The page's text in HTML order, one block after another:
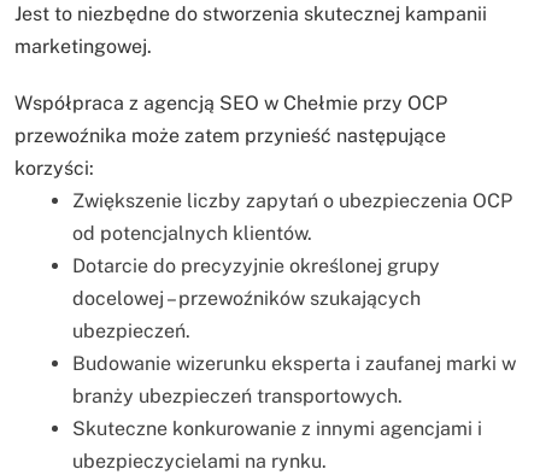
Jest to niezbędne do stworzenia skutecznej kampanii
marketingowej.
Współpraca z agencją SEO w Chełmie przy OCP
przewoźnika może zatem przynieść następujące
korzyści:
Zwiększenie liczby zapytań o ubezpieczenia OCP
od potencjalnych klientów.
Dotarcie do precyzyjnie określonej grupy
docelowej – przewoźników szukających
ubezpieczeń.
Budowanie wizerunku eksperta i zaufanej marki w
branży ubezpieczeń transportowych.
Skuteczne konkurowanie z innymi agencjami i
ubezpieczycielami na rynku.